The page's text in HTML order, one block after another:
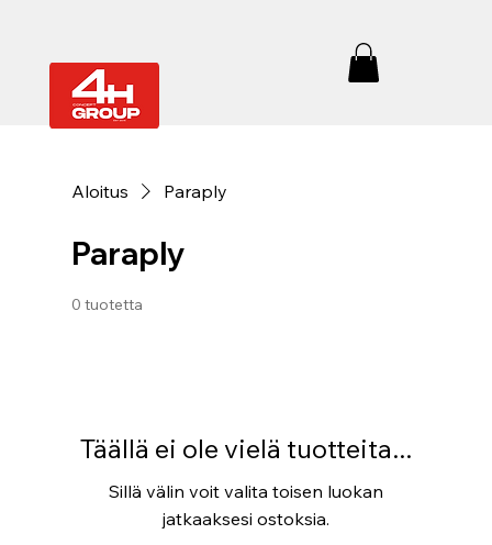
Aloitus Paraply
Paraply
0 tuotetta
Täällä ei ole vielä tuotteita...
Sillä välin voit valita toisen luokan
jatkaaksesi ostoksia.